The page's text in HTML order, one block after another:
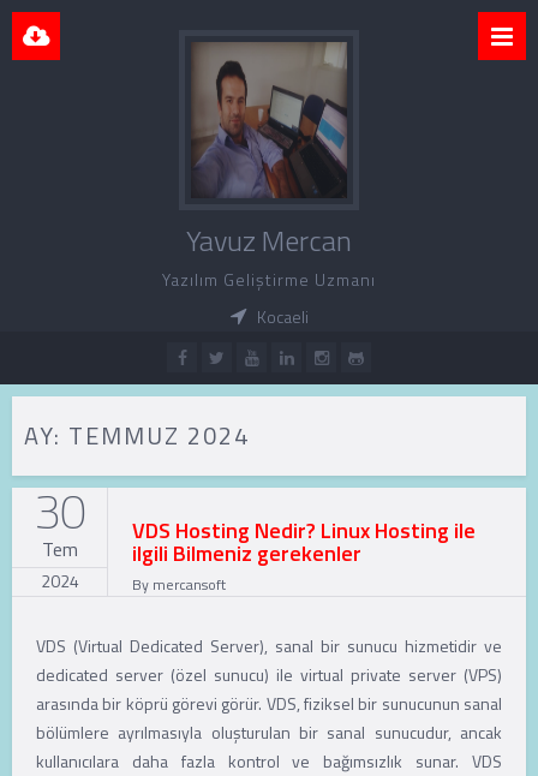
Yavuz Mercan
Yazılım Geliştirme Uzmanı
Kocaeli
AY: TEMMUZ 2024
30
Tem
2024
VDS Hosting Nedir? Linux Hosting ile
ilgili Bilmeniz gerekenler
By mercansoft
VDS (Virtual Dedicated Server), sanal bir sunucu hizmetidir ve
dedicated server (özel sunucu) ile virtual private server (VPS)
arasında bir köprü görevi görür. VDS, fiziksel bir sunucunun sanal
bölümlere ayrılmasıyla oluşturulan bir sanal sunucudur, ancak
kullanıcılara daha fazla kontrol ve bağımsızlık sunar. VDS